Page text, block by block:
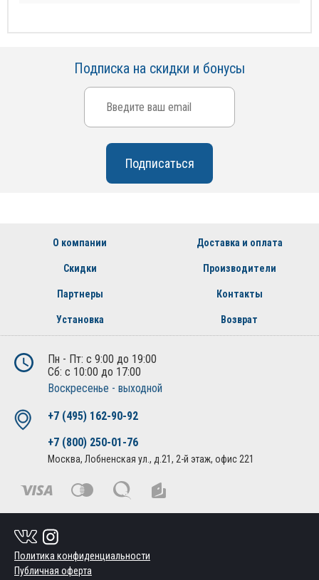
Подписка на скидки и бонусы
О компании Доставка и оплата
Скидки Производители
Партнеры Контакты
Установка Возврат
Пн - Пт: с 9:00 до 19:00
Сб: с 10:00 до 17:00
Воскресенье - выходной
+7 (495) 162-90-92
+7 (800) 250-01-76
Москва, Лобненская ул., д.21, 2-й этаж, офис 221
Политика конфиденциальности
Публичная оферта